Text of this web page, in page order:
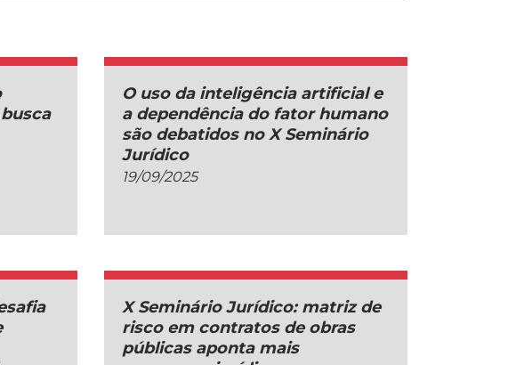
O uso da inteligência artificial e
a dependência do fator humano
são debatidos no X Seminário
Jurídico
19/09/2025
X Seminário Jurídico: matriz de
risco em contratos de obras
públicas aponta mais